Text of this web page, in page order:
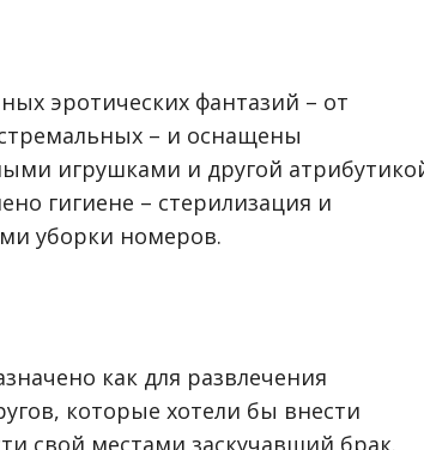
эротических фантазий – от
– и оснащены
игрушками и другой
гигиене – стерилизация и
уборки номеров.
как для развлечения
которые хотели бы внести
свой местами заскучавший брак.